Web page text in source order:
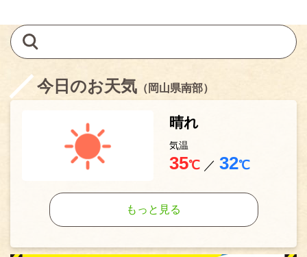
今日のお天気 （岡山県南部）
晴れ
気温
35℃ ／ 32℃
もっと見る